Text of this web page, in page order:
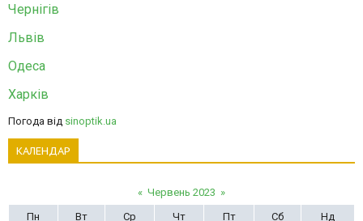
Чернігів
Львів
Одеса
Харків
Погода від sinoptik.ua
КАЛЕНДАР
« Червень 2023 »
Пн
Вт Ср Чт Пт Сб Нд